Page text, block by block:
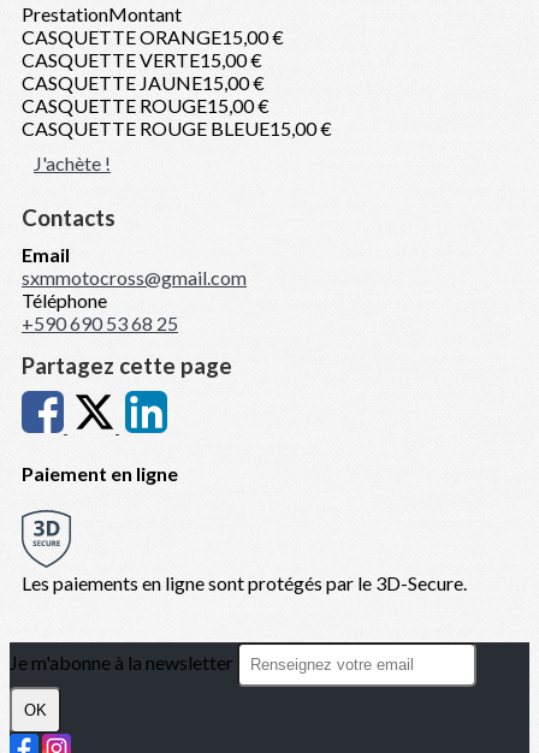
PrestationMontant
CASQUETTE ORANGE15,00 €
CASQUETTE VERTE15,00 €
CASQUETTE JAUNE15,00 €
CASQUETTE ROUGE15,00 €
CASQUETTE ROUGE BLEUE15,00 €
J'achète !
Contacts
Email
sxmmotocross@gmail.com
Téléphone
+590 690 53 68 25
Partagez cette page
Paiement en ligne
Les paiements en ligne sont protégés par le 3D-Secure.
Je m'abonne à la newsletter
OK